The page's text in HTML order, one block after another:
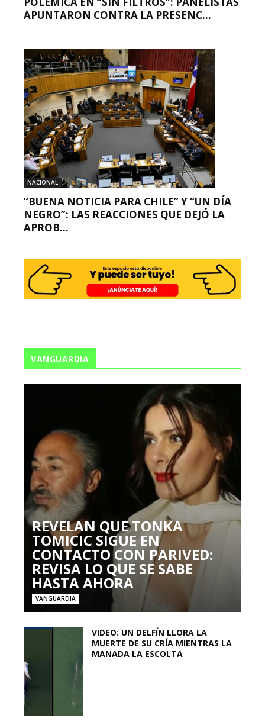
APUNTARON CONTRA LA PRESENC...
NACIONAL
“BUENA NOTICIA PARA CHILE” Y “UN DÍA
NEGRO”: LAS REACCIONES QUE DEJÓ LA
APROB...
VANGUARDIA
REVELAN QUE TONKA
TOMICIC SIGUE EN
CONTACTO CON PARIVED:
REVISA LO QUE SE SABE
HASTA AHORA
VANGUARDIA
VIDEO: UN DELFÍN LLORA LA
MUERTE DE SU CRÍA MIENTRAS LA
MANADA LA ESCOLTA